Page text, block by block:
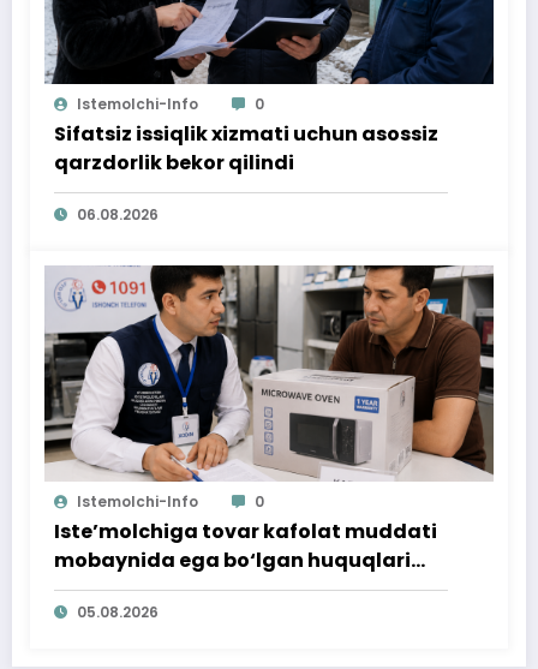
Istemolchi-Info 0
Sifatsiz issiqlik xizmati uchun asossiz
qarzdorlik bekor qilindi
06.08.2026
Istemolchi-Info 0
Iste’molchiga tovar kafolat muddati
mobaynida ega bo‘lgan huquqlari
ta’minlab berildi
05.08.2026